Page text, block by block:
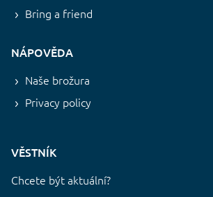
Bring a friend
NÁPOVĚDA
Naše brožura
Privacy policy
VĚSTNÍK
Chcete být aktuální?